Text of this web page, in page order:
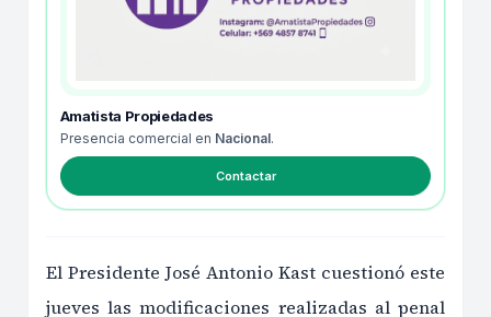
Amatista Propiedades
Presencia comercial en Nacional.
Contactar
El Presidente José Antonio Kast cuestionó este
jueves las modificaciones realizadas al penal